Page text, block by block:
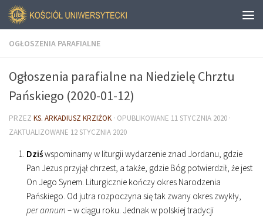
OGŁOSZENIA PARAFIALNE
Ogłoszenia parafialne na Niedzielę Chrztu
Pańskiego (2020-01-12)
PRZEZ KS. ARKADIUSZ KRZIŻOK · OPUBLIKOWANE 11 STYCZNIA 2020 ·
ZAKTUALIZOWANE 12 STYCZNIA 2020
Dziśwspominamy w liturgii wydarzenie znad Jordanu, gdzie
Pan Jezus przyjął chrzest, a także, gdzie Bóg potwierdził, że jest
On Jego Synem. Liturgicznie kończy okres Narodzenia
Pańskiego. Od jutra rozpoczyna się tak zwany okres zwykły,
per annum – w ciągu roku. Jednak w polskiej tradycji